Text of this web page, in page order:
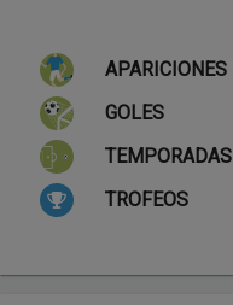
APARICIONES
GOLES
TEMPORADAS
TROFEOS